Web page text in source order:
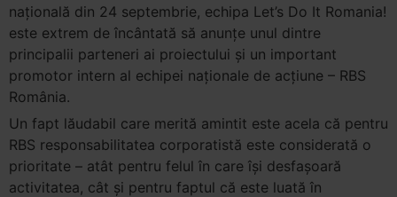
naţională din 24 septembrie, echipa Let’s Do It Romania!
este extrem de încântată să anunţe unul dintre
principalii parteneri ai proiectului şi un important
promotor intern al echipei naţionale de acţiune – RBS
România.
Un fapt lăudabil care merită amintit este acela că pentru
RBS responsabilitatea corporatistă este considerată o
prioritate – atât pentru felul în care îşi desfaşoară
activitatea, cât şi pentru faptul că este luată în